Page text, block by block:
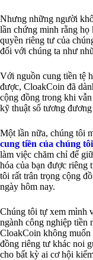
Nhưng những người
lần chứng minh rằng họ
quyền riêng tư của
đối với chúng ta như
Với nguồn cung tiền tệ
được, CloakCoin đã
cộng đồng trong khi
kỹ thuật số tương
Một lần nữa, chúng tôi
cung tiền của chúng tôi
làm việc chăm chỉ để
hóa của bạn được riêng
tôi rất trân trọng cộng
ngày hôm nay.
Chúng tôi tự xem mình
ngành công nghiệp tiền
CloakCoin không muốn
đồng riêng tư khác noi
cho bất kỳ ai cơ hội